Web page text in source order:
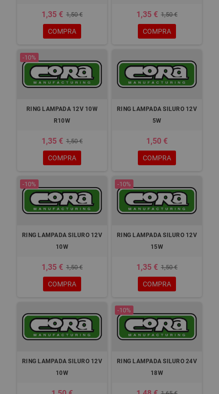
1,35 € 1,50 €
COMPRA
1,35 € 1,50 €
COMPRA
-10%
RING LAMPADA 12V 10W
R10W
1,35 € 1,50 €
COMPRA
RING LAMPADA SILURO 12V
5W
1,50 €
COMPRA
-10%
RING LAMPADA SILURO 12V
10W
1,35 € 1,50 €
COMPRA
-10%
RING LAMPADA SILURO 12V
15W
1,35 € 1,50 €
COMPRA
RING LAMPADA SILURO 12V
10W
-10%
RING LAMPADA SILURO 24V
18W